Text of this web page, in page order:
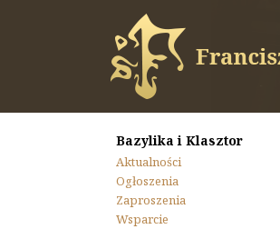
Bazylika i Klasztor
Aktualności
Ogłoszenia
Zaproszenia
Wsparcie